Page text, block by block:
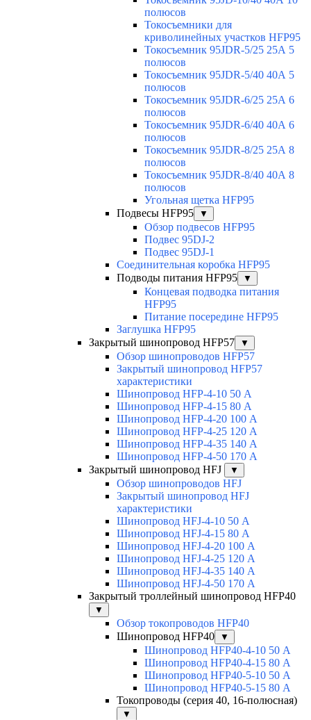
полюсов
Токосъемники для
криволинейных участков HFP95
Токосъемник 95JDR-5/25 25А 5
полюсов
Токосъемник 95JDR-5/40 40А 5
полюсов
Токосъемник 95JDR-6/25 25А 6
полюсов
Токосъемник 95JDR-6/40 40А 6
полюсов
Токосъемник 95JDR-8/25 25А 8
полюсов
Токосъемник 95JDR-8/40 40А 8
полюсов
Угольная щетка HFP95
Подвесы HFP95
▼
Обзор подвесов HFP95
Подвес 95DJ-2
Подвес 95DJ-1
Соединительная коробка HFP95
Подводы питания HFP95
▼
Концевая подводка питания
HFP95
Питание посередине HFP95
Заглушка HFP95
Закрытый шинопровод HFP57
▼
Обзор шинопроводов HFP57
Закрытый шинопровод HFP57
характеристики
Шинопровод HFP-4-10 50 А
Шинопровод HFP-4-15 80 А
Шинопровод HFP-4-20 100 А
Шинопровод HFP-4-25 120 А
Шинопровод HFP-4-35 140 А
Шинопровод HFP-4-50 170 А
Закрытый шинопровод HFJ
▼
Обзор шинопроводов HFJ
Закрытый шинопровод HFJ
характеристики
Шинопровод HFJ-4-10 50 А
Шинопровод HFJ-4-15 80 А
Шинопровод HFJ-4-20 100 А
Шинопровод HFJ-4-25 120 А
Шинопровод HFJ-4-35 140 А
Шинопровод HFJ-4-50 170 А
Закрытый троллейный шинопровод HFP40
▼
Обзор токопроводов HFP40
Шинопровод HFP40
▼
Шинопровод HFP40-4-10 50 А
Шинопровод HFP40-4-15 80 А
Шинопровод HFP40-5-10 50 А
Шинопровод HFP40-5-15 80 А
Токопроводы (серия 40, 16-полюсная)
▼